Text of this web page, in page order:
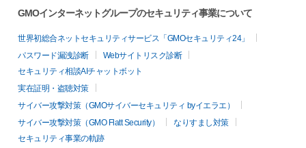
GMOインターネットグループのセキュリティ事業について
世界初総合ネットセキュリティサービス「GMOセキュリティ24」
パスワード漏洩診断
Webサイトリスク診断
セキュリティ相談AIチャットボット
実在証明・盗聴対策
サイバー攻撃対策（GMOサイバーセキュリティ byイエラエ）
サイバー攻撃対策（GMO Flatt Security）
なりすまし対策
セキュリティ事業の軌跡